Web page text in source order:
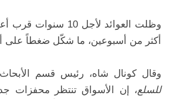
وظلت العوائد لأجل 10
أكثر من أسبوعين، ما شكّل ضغطاً على
وقال كونال شاه، رئيس قسم
للسلع، إن الأسواق تنتظر محفزات